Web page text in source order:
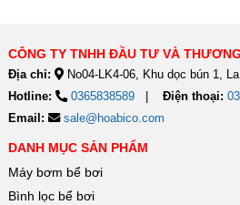
CÔNG TY TNHH ĐẦU TƯ VÀ
Địa chỉ:
No04-LK4-06, Khu dọc bún 1,
Hotline:
0365838589 Điện thoại:
Email:
sale@hoabico.com
DANH MỤC SẢN PHẨM
Máy bơm bể bơi
Bình lọc bể bơi